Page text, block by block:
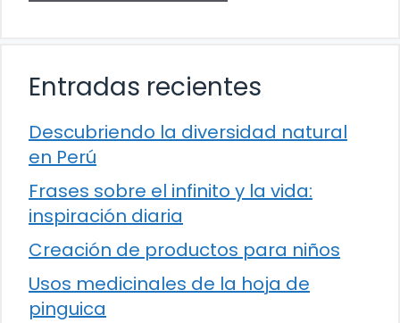
Entradas recientes
Descubriendo la diversidad natural
en Perú
Frases sobre el infinito y la vida:
inspiración diaria
Creación de productos para niños
Usos medicinales de la hoja de
pinguica